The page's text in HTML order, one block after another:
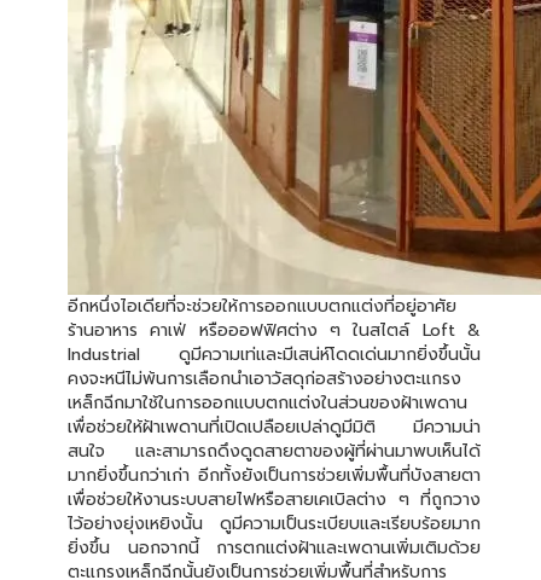
อีกหนึ่งไอเดียที่จะช่วยให้การออกแบบตกแต่งที่อยู่อาศัย
ร้านอาหาร คาเฟ่ หรือออฟฟิศต่าง ๆ ในสไตล์ Loft &
Industrial ดูมีความเท่และมีเสน่ห์โดดเด่นมากยิ่งขึ้นนั้น
คงจะหนีไม่พ้นการเลือกนำเอาวัสดุก่อสร้างอย่างตะแกรง
เหล็กฉีกมาใช้ในการออกแบบตกแต่งในส่วนของฝ้าเพดาน
เพื่อช่วยให้ฝ้าเพดานที่เปิดเปลือยเปล่าดูมีมิติ มีความน่า
สนใจ และสามารถดึงดูดสายตาของผู้ที่ผ่านมาพบเห็นได้
มากยิ่งขึ้นกว่าเก่า อีกทั้งยังเป็นการช่วยเพิ่มพื้นที่บังสายตา
เพื่อช่วยให้งานระบบสายไฟหรือสายเคเบิลต่าง ๆ ที่ถูกวาง
ไว้อย่างยุ่งเหยิงนั้น ดูมีความเป็นระเบียบและเรียบร้อยมาก
ยิ่งขึ้น นอกจากนี้ การตกแต่งฝ้าและเพดานเพิ่มเติมด้วย
ตะแกรงเหล็กฉีกนั้นยังเป็นการช่วยเพิ่มพื้นที่สำหรับการ